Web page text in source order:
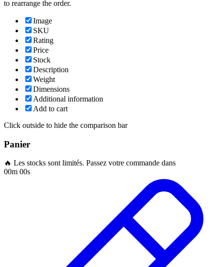
to rearrange the order.
Image
SKU
Rating
Price
Stock
Description
Weight
Dimensions
Additional information
Add to cart
Click outside to hide the comparison bar
Panier
🔥 Les stocks sont limités. Passez votre commande dans
00m 00s